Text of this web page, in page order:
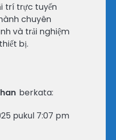
trí trực tuyến
chuyên
và trải nghiệm
bị.
berkata:
pukul 7:07 pm